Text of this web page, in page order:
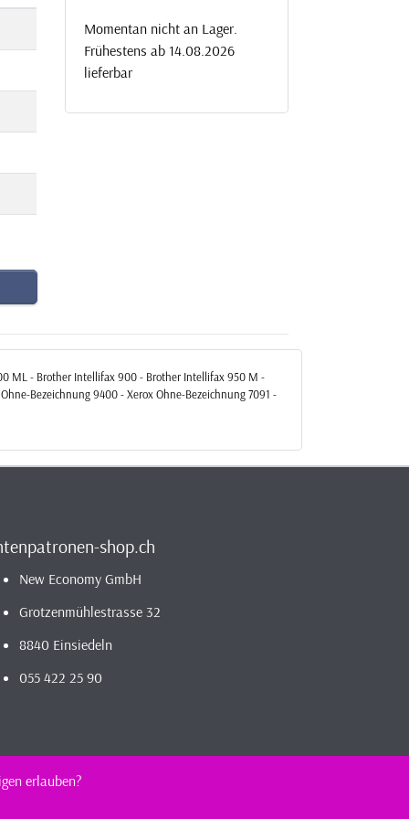
Momentan nicht an Lager.
Frühestens ab 14.08.2026
lieferbar
ML - Brother Intellifax 900 - Brother Intellifax 950 M -
Bezeichnung 9400 - Xerox Ohne-Bezeichnung 7091 -
shop.ch
New Economy GmbH
Grotzenmühlestrasse 32
8840 Einsiedeln
055 422 25 90
erlauben?